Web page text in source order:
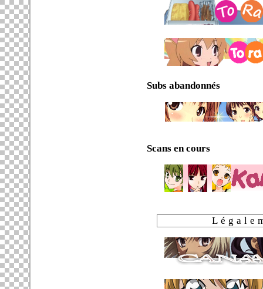
Subs abandonnés
Scans en cours